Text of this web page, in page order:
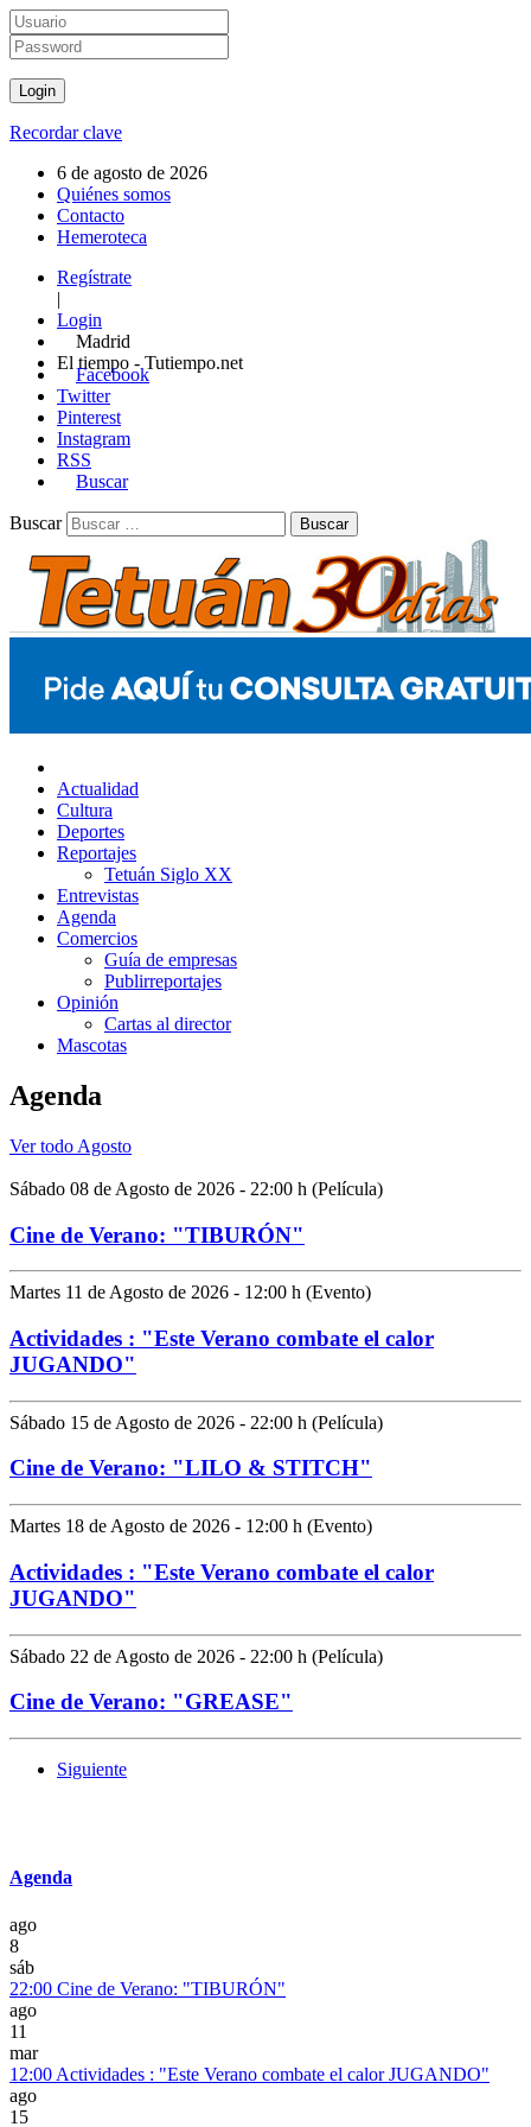
Recordar clave
6 de agosto de 2026
Quiénes somos
Contacto
Hemeroteca
Regístrate
|
Login
Madrid
El tiempo - Tutiempo.net
Facebook
Twitter
Pinterest
Instagram
RSS
Buscar
Buscar
Actualidad
Cultura
Deportes
Reportajes
Tetuán Siglo XX
Entrevistas
Agenda
Comercios
Guía de empresas
Publirreportajes
Opinión
Cartas al director
Mascotas
Agenda
Ver todo Agosto
Sábado 08 de Agosto de 2026 - 22:00 h (Película)
Cine de Verano: "TIBURÓN"
Martes 11 de Agosto de 2026 - 12:00 h (Evento)
Actividades : "Este Verano combate el calor
JUGANDO"
Sábado 15 de Agosto de 2026 - 22:00 h (Película)
Cine de Verano: "LILO & STITCH"
Martes 18 de Agosto de 2026 - 12:00 h (Evento)
Actividades : "Este Verano combate el calor
JUGANDO"
Sábado 22 de Agosto de 2026 - 22:00 h (Película)
Cine de Verano: "GREASE"
Siguiente
Agenda
ago
8
sáb
22:00 Cine de Verano: "TIBURÓN"
ago
11
mar
12:00 Actividades : "Este Verano combate el calor JUGANDO"
ago
15